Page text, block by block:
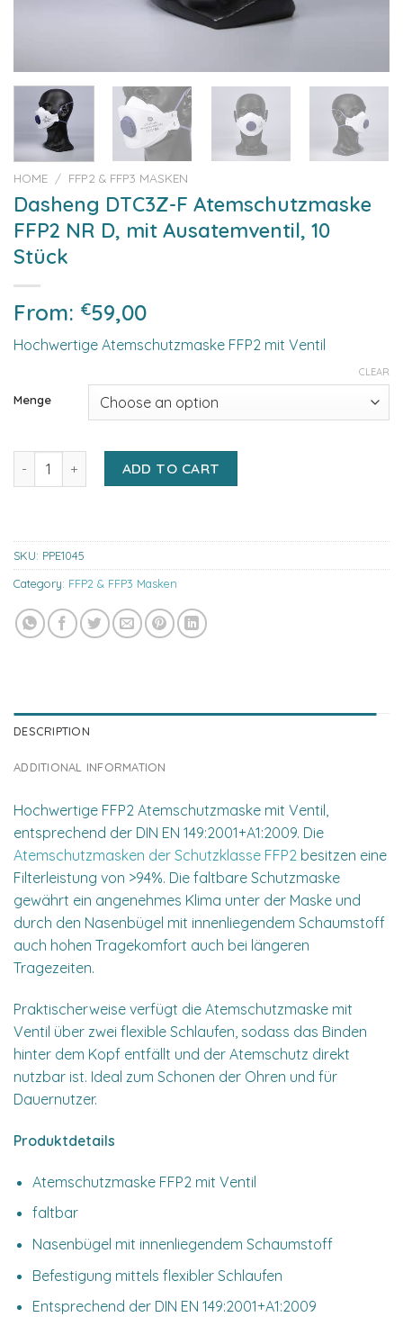
HOME / FFP2 & FFP3 MASKEN
Dasheng DTC3Z-F Atemschutzmaske
FFP2 NR D, mit Ausatemventil, 10
Stück
From: €59,00
Hochwertige Atemschutzmaske FFP2 mit Ventil
Menge
CLEAR
ADD TO CART
SKU: PPE1045
Category: FFP2 & FFP3 Masken
DESCRIPTION
ADDITIONAL INFORMATION
Hochwertige FFP2 Atemschutzmaske mit Ventil,
entsprechend der DIN EN 149:2001+A1:2009. Die
Atemschutzmasken der Schutzklasse FFP2 besitzen eine
Filterleistung von >94%. Die faltbare Schutzmaske
gewährt ein angenehmes Klima unter der Maske und
durch den Nasenbügel mit innenliegendem Schaumstoff
auch hohen Tragekomfort auch bei längeren
Tragezeiten.
Praktischerweise verfügt die Atemschutzmaske mit
Ventil über zwei flexible Schlaufen, sodass das Binden
hinter dem Kopf entfällt und der Atemschutz direkt
nutzbar ist. Ideal zum Schonen der Ohren und für
Dauernutzer.
Produktdetails
Atemschutzmaske FFP2 mit Ventil
faltbar
Nasenbügel mit innenliegendem Schaumstoff
Befestigung mittels flexibler Schlaufen
Entsprechend der DIN EN 149:2001+A1:2009